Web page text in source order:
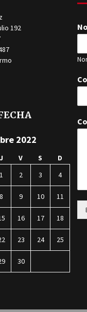
192
2022
J V S
D
1
2 3 4
8 9 10 11
16 17 18
23 24 25
30